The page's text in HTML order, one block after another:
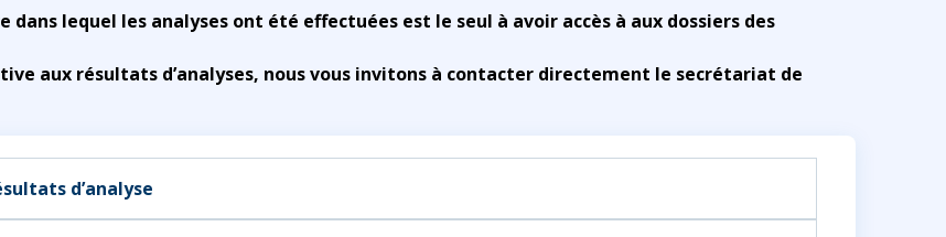
dans lequel les analyses ont été effectuées est le seul à avoir accès à aux dossiers des
aux résultats d’analyses, nous vous invitons à contacter directement le secrétariat de
d’analyse